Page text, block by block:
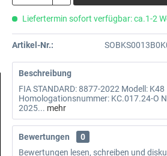
Liefertermin sofort verfügbar: ca.1-2
Artikel-Nr.:
Beschreibung
FIA STANDARD: 8877-2022 Modell: K48
Homologationsnummer: KC.017.24-O
2025... mehr
Bewertungen
0
Bewertungen lesen, schreiben und